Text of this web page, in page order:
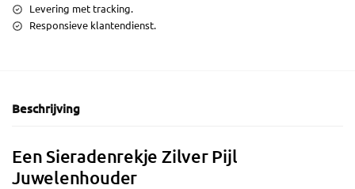
Levering met tracking.
Responsieve klantendienst.
Beschrijving
Een Sieradenrekje Zilver Pijl
Juwelenhouder